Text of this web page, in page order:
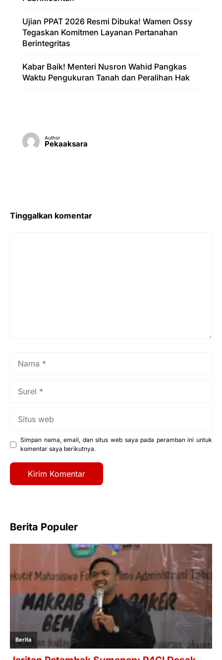
Ujian PPAT 2026 Resmi Dibuka! Wamen Ossy
Tegaskan Komitmen Layanan Pertanahan
Berintegritas
Kabar Baik! Menteri Nusron Wahid Pangkas
Waktu Pengukuran Tanah dan Peralihan Hak
Author
Pekaaksara
Tinggalkan komentar
Simpan nama, email, dan situs web saya pada peramban ini untuk
komentar saya berikutnya.
Berita Populer